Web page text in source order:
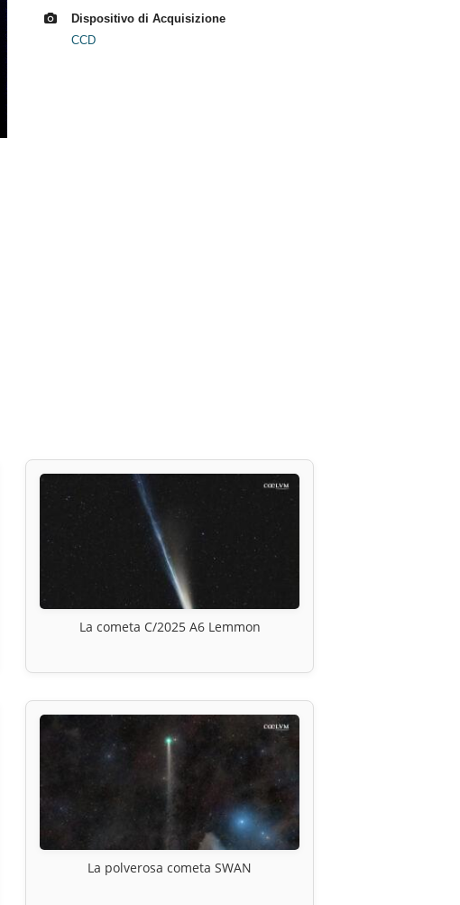
Dispositivo di Acquisizione
CCD
La cometa C/2025 A6 Lemmon
La polverosa cometa SWAN